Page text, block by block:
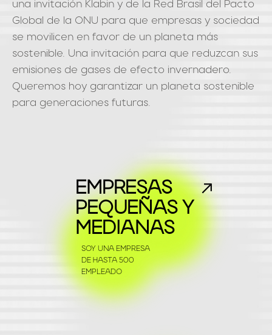
una invitación Klabin y de la Red Brasil del Pacto
Global de la ONU para que empresas y sociedad
se movilicen en favor de un planeta más
sostenible. Una invitación para que reduzcan sus
emisiones de gases de efecto invernadero.
Queremos hoy garantizar un planeta sostenible
para generaciones futuras.
EMPRESAS
PEQUEÑAS Y
MEDIANAS
SOY UNA EMPRESA
DE HASTA 500
EMPLEADO